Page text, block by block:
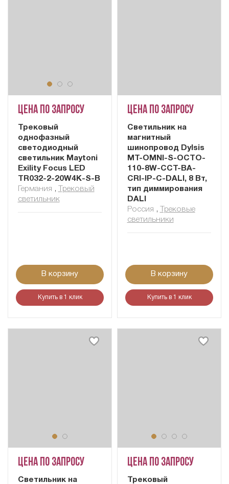
Цена по запросу
Трековый
однофазный
светодиодный
светильник Maytoni
Exility Focus LED
TR032-2-20W4K-S-B
Германия ,
Трековый
светильник
В корзину
Купить в 1 клик
Цена по запросу
Cветильник на
магнитный
шинопровод Dylsis
MT-OMNI-S-OCTO-
110-8W-CCT-BA-
CRI-IP-C-DALI, 8 Вт,
тип диммирования
DALI
Россия ,
Трековые
светильники
В корзину
Купить в 1 клик
Цена по запросу
Светильник на
Цена по запросу
Трековый